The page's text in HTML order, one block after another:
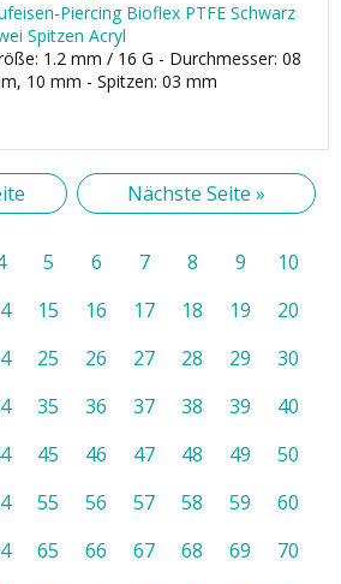
Piercing Bioflex PTFE Schwarz
Spitzen Acryl
1.2 mm / 16 G - Durchmesser: 08
10 mm - Spitzen: 03 mm
Nächste Seite »
5 6 7 8 9
10
15 16 17 18 19
20
25 26 27 28 29
30
35 36 37 38 39
40
45 46 47 48 49
50
55 56 57 58 59
60
65 66 67 68 69
70